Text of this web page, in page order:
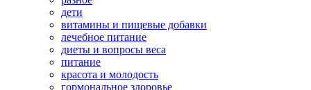
дети
витамины и пищевые добавки
лечебное питание
диеты и вопросы веса
питание
красота и молодость
гормональное здоровье